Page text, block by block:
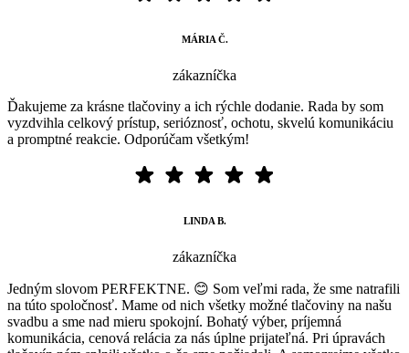
MÁRIA Č.
zákazníčka
Ďakujeme za krásne tlačoviny a ich rýchle dodanie. Rada by som
vyzdvihla celkový prístup, serióznosť, ochotu, skvelú komunikáciu
a promptné reakcie. Odporúčam všetkým!
LINDA B.
zákazníčka
Jedným slovom PERFEKTNE. 😊 Som veľmi rada, že sme natrafili
na túto spoločnosť. Mame od nich všetky možné tlačoviny na našu
svadbu a sme nad mieru spokojní. Bohatý výber, príjemná
komunikácia, cenová relácia za nás úplne prijateľná. Pri úpravách